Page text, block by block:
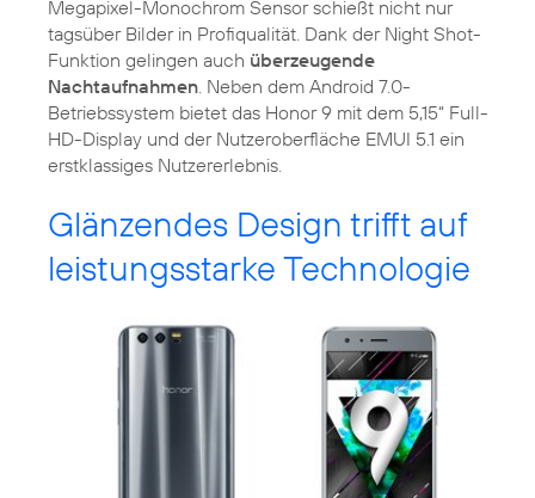
Megapixel-Monochrom Sensor schießt nicht nur
tagsüber Bilder in Profiqualität. Dank der Night Shot-
Funktion gelingen auch überzeugende
Nachtaufnahmen . Neben dem Android 7.0-
Betriebssystem bietet das Honor 9 mit dem 5,15“ Full-
HD-Display und der Nutzeroberfläche EMUI 5.1 ein
erstklassiges Nutzererlebnis.
Glänzendes Design trifft auf
leistungsstarke Technologie